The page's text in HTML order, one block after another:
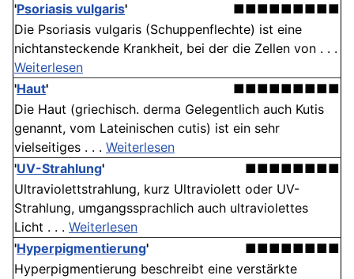
'Psoriasis vulgaris'
■■■■■■■■■
Die Psoriasis vulgaris (Schuppenflechte) ist eine
nichtansteckende Krankheit, bei der die Zellen von . . .
Weiterlesen
'Haut'
■■■■■■■■■
Die Haut (griechisch. derma Gelegentlich auch Kutis
genannt, vom Lateinischen cutis) ist ein sehr
vielseitiges . . . Weiterlesen
'UV-Strahlung'
■■■■■■■■
Ultraviolettstrahlung, kurz Ultraviolett oder UV-
Strahlung, umgangssprachlich auch ultraviolettes
Licht . . . Weiterlesen
'Hyperpigmentierung'
■■■■■■■■
Hyperpigmentierung beschreibt eine verstärkte